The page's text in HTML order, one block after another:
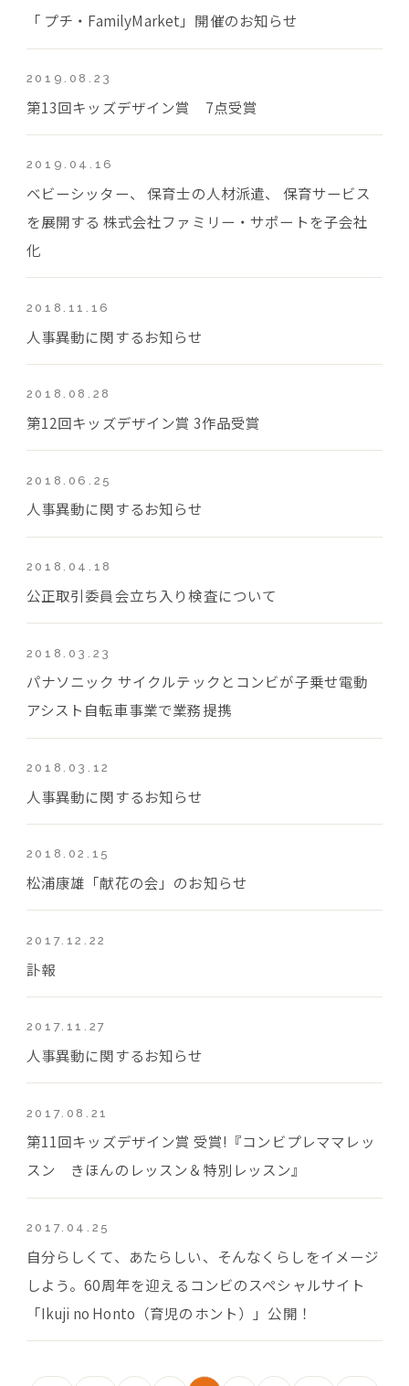
「 プチ・FamilyMarket」開催のお知らせ
2019.08.23
第13回キッズデザイン賞 7点受賞
2019.04.16
ベビーシッター、 保育士の人材派遣、 保育サービス
を展開する 株式会社ファミリー・サポートを子会社
化
2018.11.16
人事異動に関するお知らせ
2018.08.28
第12回キッズデザイン賞 3作品受賞
2018.06.25
人事異動に関するお知らせ
2018.04.18
公正取引委員会立ち入り検査について
2018.03.23
パナソニック サイクルテックとコンビが子乗せ電動
アシスト自転車事業で業務提携
2018.03.12
人事異動に関するお知らせ
2018.02.15
松浦康雄「献花の会」のお知らせ
2017.12.22
訃報
2017.11.27
人事異動に関するお知らせ
2017.08.21
第11回キッズデザイン賞 受賞!『コンビプレママレッ
スン きほんのレッスン＆特別レッスン』
2017.04.25
自分らしくて、あたらしい、そんなくらしをイメージ
しよう。60周年を迎えるコンビのスペシャルサイト
「Ikuji no Honto（育児のホント）」公開！